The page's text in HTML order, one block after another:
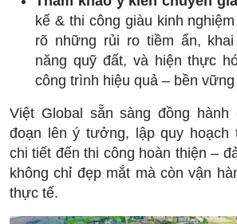
kế & thi công giàu kinh
rõ những rủi ro tiềm ẩn,
năng quỹ đất, và hiện thực
công trình hiệu quả – bền
Việt Global sẵn sàng đồng
đoạn lên ý tưởng, lập quy hoạch
chi tiết đến thi công hoàn thiện –
không chỉ đẹp mắt mà còn vận
thực tế.